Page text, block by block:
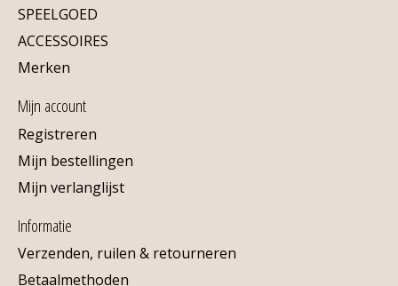
SPEELGOED
ACCESSOIRES
Merken
Mijn account
Registreren
Mijn bestellingen
Mijn verlanglijst
Informatie
Verzenden, ruilen & retourneren
Betaalmethoden